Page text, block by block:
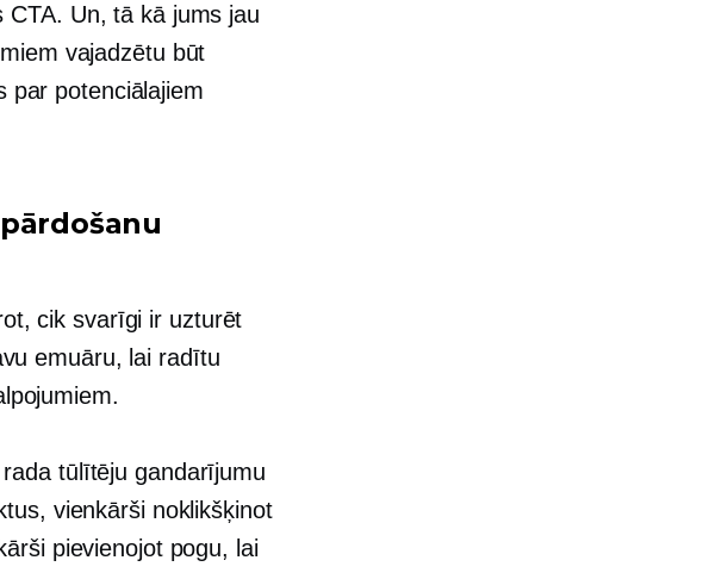
Un, tā kā jums jau
vajadzētu būt
par potenciālajiem
cik svarīgi ir uzturēt
emuāru, lai radītu
tūlītēju gandarījumu
vienkārši noklikšķinot
pievienojot pogu, lai